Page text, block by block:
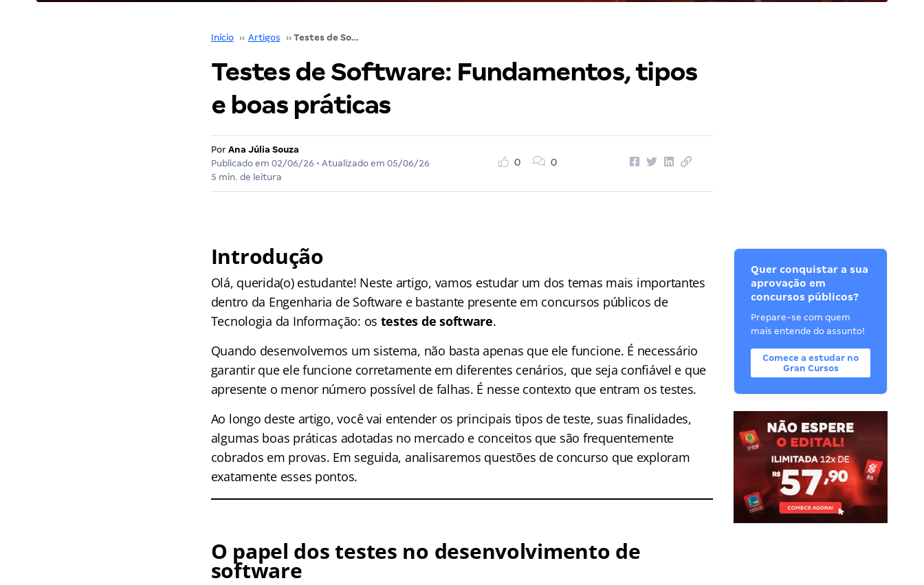
Início ›› Artigos ›› Testes de Software: Fundamentos, tipos e boas práticas
Testes de Software: Fundamentos, tipos
e boas práticas
Por Ana Júlia Souza
Publicado em 02/06/26 • Atualizado em 05/06/26
5 min. de leitura
0 0
Introdução
Olá, querida(o) estudante! Neste artigo, vamos estudar um dos temas mais importantes
dentro da Engenharia de Software e bastante presente em concursos públicos de
Tecnologia da Informação: os testes de software.
Quando desenvolvemos um sistema, não basta apenas que ele funcione. É necessário
garantir que ele funcione corretamente em diferentes cenários, que seja confiável e que
apresente o menor número possível de falhas. É nesse contexto que entram os testes.
Ao longo deste artigo, você vai entender os principais tipos de teste, suas finalidades,
algumas boas práticas adotadas no mercado e conceitos que são frequentemente
cobrados em provas. Em seguida, analisaremos questões de concurso que exploram
exatamente esses pontos.
O papel dos testes no desenvolvimento de
software
Quer conquistar a sua
aprovação em
concursos públicos?
Prepare-se com quem
mais entende do assunto!
Comece a estudar no
Gran Cursos